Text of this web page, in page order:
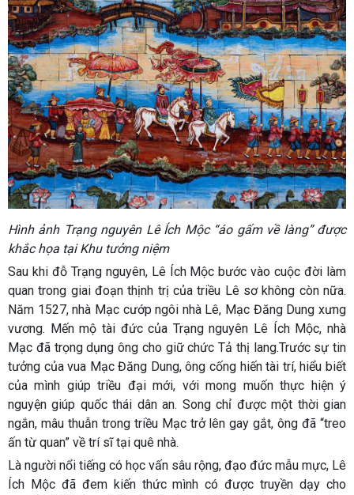
Hình ảnh Trạng nguyên Lê Ích Mộc “áo gấm về làng” được
khắc họa tại Khu tưởng niệm
Sau khi đỗ Trạng nguyên, Lê Ích Mộc bước vào cuộc đời làm
quan trong giai đoạn thịnh trị của triều Lê sơ không còn nữa.
Năm 1527, nhà Mạc cướp ngôi nhà Lê, Mạc Đăng Dung xưng
vương. Mến mộ tài đức của Trạng nguyên Lê Ích Mộc, nhà
Mạc đã trọng dụng ông cho giữ chức Tả thị lang.Trước sự tin
tưởng của vua Mạc Đăng Dung, ông cống hiến tài trí, hiểu biết
của mình giúp triều đại mới, với mong muốn thực hiện ý
nguyện giúp quốc thái dân an. Song chỉ được một thời gian
ngắn, mâu thuẫn trong triều Mạc trở lên gay gắt, ông đã “treo
ấn từ quan” về trí sĩ tại quê nhà.
Là người nổi tiếng có học vấn sâu rộng, đạo đức mẫu mực, Lê
Ích Mộc đã đem kiến thức mình có được truyền dạy cho